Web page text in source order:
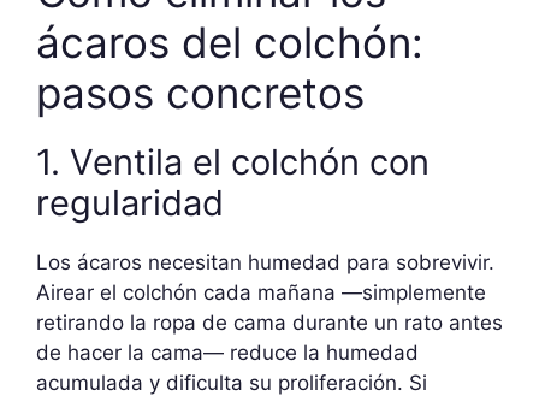
ácaros del colchón:
pasos concretos
1. Ventila el colchón con
regularidad
Los ácaros necesitan humedad para sobrevivir.
Airear el colchón cada mañana —simplemente
retirando la ropa de cama durante un rato antes
de hacer la cama— reduce la humedad
acumulada y dificulta su proliferación. Si